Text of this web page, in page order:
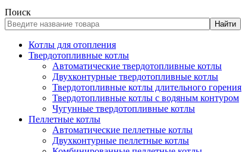
Поиск
Найти
Котлы для отопления
Твердотопливные котлы
Автоматические твердотопливные котлы
Двухконтурные твердотопливные котлы
Твердотопливные котлы длительного горения
Твердотопливные котлы с водяным контуром
Чугунные твердотопливные котлы
Пеллетные котлы
Автоматические пеллетные котлы
Двухконтурные пеллетные котлы